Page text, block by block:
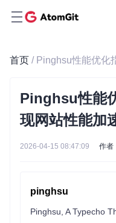
首页 / Pinghsu性能优化
Pinghsu性能
现网站性能加
2026-04-15 08:47:09 作者
pinghsu
Pinghsu, A Typecho